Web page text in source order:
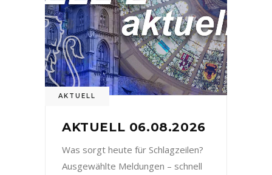
AKTUELL
AKTUELL 06.08.2026
Was sorgt heute für Schlagzeilen?
Ausgewählte Meldungen – schnell